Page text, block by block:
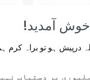
MI NOTE
!خوش آمدید
درپیش ہو تو براہ کرم
پر دستیاب